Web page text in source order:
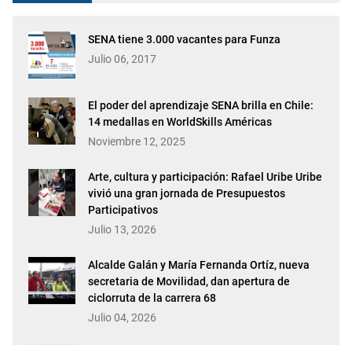
SENA tiene 3.000 vacantes para Funza
Julio 06, 2017
El poder del aprendizaje SENA brilla en Chile:
14 medallas en WorldSkills Américas
Noviembre 12, 2025
Arte, cultura y participación: Rafael Uribe Uribe
vivió una gran jornada de Presupuestos
Participativos
Julio 13, 2026
Alcalde Galán y María Fernanda Ortíz, nueva
secretaria de Movilidad, dan apertura de
ciclorruta de la carrera 68
Julio 04, 2026